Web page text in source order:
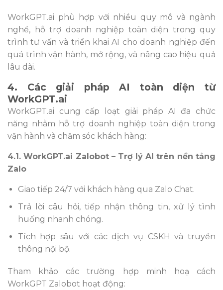
WorkGPT.ai phù hợp với nhiều quy mô và ngành
nghề, hỗ trợ doanh nghiệp toàn diện trong quy
trình tư vấn và triển khai AI cho doanh nghiệp đến
quá trình vận hành, mở rộng, và nâng cao hiệu quả
lâu dài.
4. Các giải pháp AI toàn diện từ
WorkGPT.ai
WorkGPT.ai cung cấp loạt giải pháp AI đa chức
năng nhằm hỗ trợ doanh nghiệp toàn diện trong
vận hành và chăm sóc khách hàng:
4.1. WorkGPT.ai Zalobot – Trợ lý AI trên nền tảng
Zalo
Giao tiếp 24/7 với khách hàng qua Zalo Chat.
Trả lời câu hỏi, tiếp nhận thông tin, xử lý tình
huống nhanh chóng.
Tích hợp sâu với các dịch vụ CSKH và truyền
thông nội bộ.
Tham khảo các trường hợp minh hoạ cách
WorkGPT Zalobot hoạt động: